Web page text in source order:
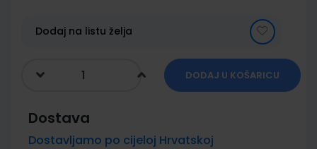
galleryDodaj na listu želja
DODAJ U KOŠARICU
Dostava
Dostavljamo po cijeloj Hrvatskoj